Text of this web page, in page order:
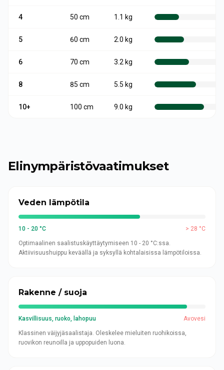
4 50 cm 1.1 kg
5 60 cm 2.0 kg
6 70 cm 3.2 kg
8 85 cm 5.5 kg
10+ 100 cm 9.0 kg
Elinympäristövaatimukset
Veden lämpötila
10 - 20 °C > 28 °C
Optimaalinen saalistuskäyttäytymiseen 10 - 20 °C:ssa.
Aktiivisuushuippu keväällä ja syksyllä kohtalaisissa lämpötiloissa.
Rakenne / suoja
Kasvillisuus, ruoko, lahopuu Avovesi
Klassinen väijyjäsaalistaja. Oleskelee mieluiten ruohikoissa,
ruovikon reunoilla ja uppopuiden luona.